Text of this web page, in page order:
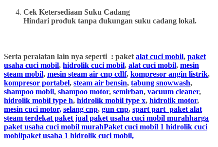
Cek Ketersediaan Suku Cadang
Hindari produk tanpa dukungan suku cadang lokal.
Serta peralatan lain nya seperti : paket alat cuci mobil, paket
usaha cuci mobil, hidrolik cuci mobil, alat cuci mobil, mesin
steam mobil, mesin steam air cnp cdlf, kompresor angin listrik,
kompresor portabel, steam air bensin, tabung snowwash,
shampoo mobil, shampoo motor, semirban, vacuum cleaner,
hidrolik mobil type h, hidrolik mobil type x, hidrolik motor,
mesin cuci motor, selang cnp, gun cnp, spart part paket alat
steam terdekat paket jual paket usaha cuci mobil murahharga
paket usaha cuci mobil murahPaket cuci mobil 1 hidrolik cuci
mobilpaket usaha 1 hidrolik cuci mobil,